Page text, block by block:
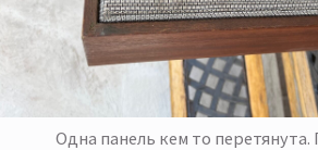
Одна панель кем то перетянута.